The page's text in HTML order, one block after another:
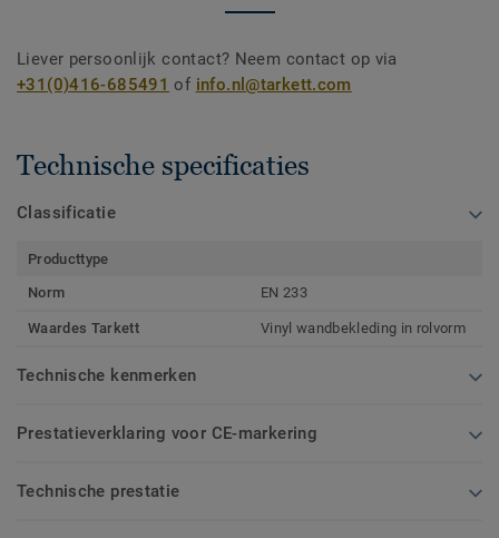
Liever persoonlijk contact? Neem contact op via
+31(0)416-685491 of info.nl@tarkett.com
Technische specificaties
Classificatie
Producttype
Norm
EN 233
Waardes Tarkett Vinyl wandbekleding in rolvorm
Technische kenmerken
Prestatieverklaring voor CE-markering
Technische prestatie